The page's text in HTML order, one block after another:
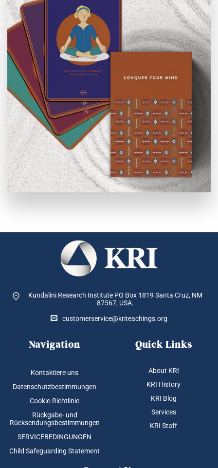
Kundalini Research Institute PO Box 1819 Santa Cruz, NM
87567, USA.
customerservice@kriteachings.org
Navigation
Kontaktiere uns
Datenschutzbestimmungen
Cookie-Richtlinie
Rückgabe- und
Rücksendungsbestimmungen
SERVICEBEDINGUNGEN
Child Safeguarding Statement
Quick Links
About KRI
KRI History
KRI Blog
Services
KRI Staff